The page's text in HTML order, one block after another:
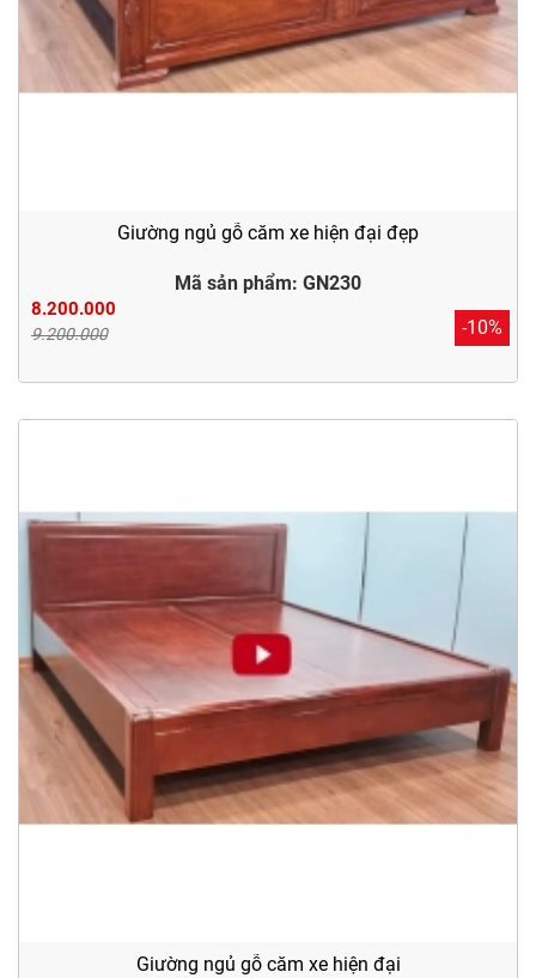
Giường ngủ gỗ căm xe hiện đại đẹp
Mã sản phẩm: GN230
8.200.000
9.200.000 -10%
Giường ngủ gỗ căm xe hiện đại